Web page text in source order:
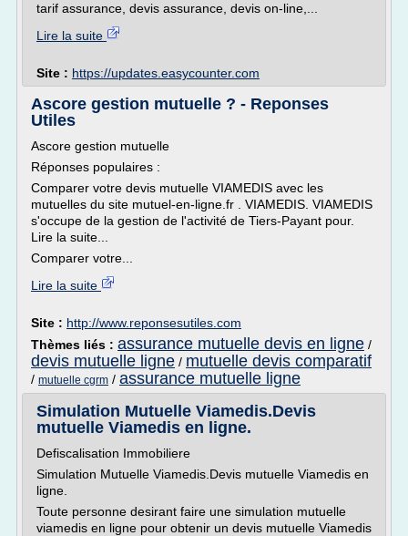
tarif assurance, devis assurance, devis on-line,...
Lire la suite
Site : https://updates.easycounter.com
Ascore gestion mutuelle ? - Reponses
Utiles
Ascore gestion mutuelle
Réponses populaires :
Comparer votre devis mutuelle VIAMEDIS avec les
mutuelles du site mutuel-en-ligne.fr . VIAMEDIS. VIAMEDIS
s'occupe de la gestion de l'activité de Tiers-Payant pour.
Lire la suite...
Comparer votre...
Lire la suite
Site : http://www.reponsesutiles.com
Thèmes liés : assurance mutuelle devis en ligne /
devis mutuelle ligne / mutuelle devis comparatif
/ mutuelle cgrm / assurance mutuelle ligne
Simulation Mutuelle Viamedis.Devis
mutuelle Viamedis en ligne.
Defiscalisation Immobiliere
Simulation Mutuelle Viamedis.Devis mutuelle Viamedis en
ligne.
Toute personne desirant faire une simulation mutuelle
viamedis en ligne pour obtenir un devis mutuelle Viamedis